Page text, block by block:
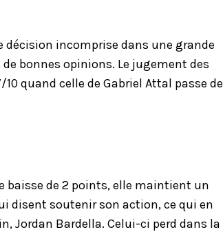
décision incomprise dans une grande
bonnes opinions. Le jugement des
quand celle de Gabriel Attal passe de
baisse de 2 points, elle maintient un
disent soutenir son action, ce qui en
Jordan Bardella. Celui-ci perd dans la